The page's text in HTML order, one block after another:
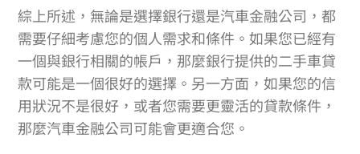
綜上所述，無論是選擇銀行還是汽車金融公司，都
需要仔細考慮您的個人需求和條件。如果您已經有
一個與銀行相關的帳戶，那麼銀行提供的二手車貸
款可能是一個很好的選擇。另一方面，如果您的信
用狀況不是很好，或者您需要更靈活的貸款條件，
那麼汽車金融公司可能會更適合您。